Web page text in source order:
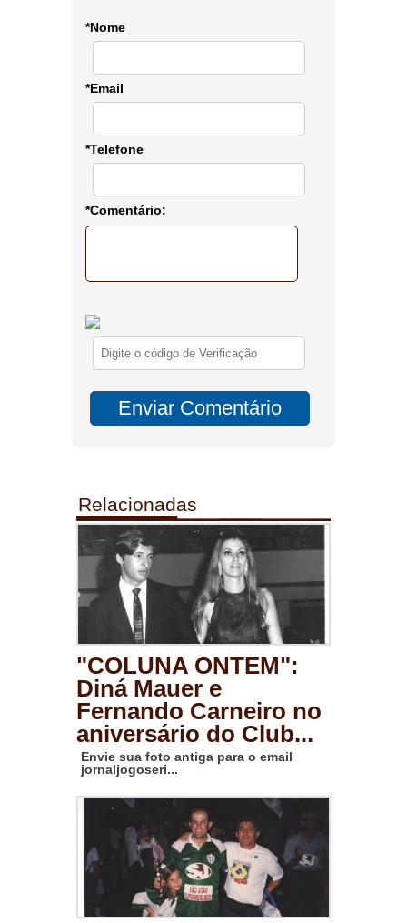
*Nome
*Email
*Telefone
*Comentário:
Relacionadas
"COLUNA ONTEM":
Diná Mauer e
Fernando Carneiro no
aniversário do Club...
Envie sua foto antiga para o email
jornaljogoseri...